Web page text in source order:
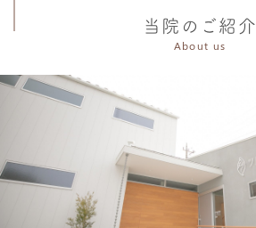
当院のご紹介
About us